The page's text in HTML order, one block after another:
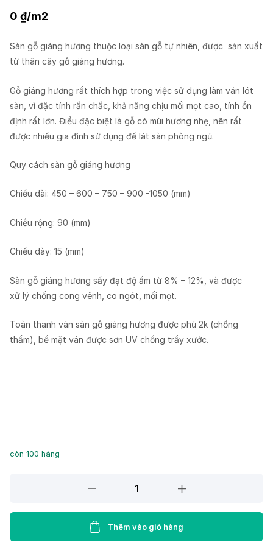
0 ₫/m2
Sàn gỗ giáng hương thuộc loại sàn gỗ tự nhiên, được sản xuất
từ thân cây gỗ giáng hương.
Gỗ giáng hương rất thích hợp trong việc sử dụng làm ván lót
sàn, vì đặc tính rắn chắc, khả năng chịu mối mọt cao, tính ổn
định rất lớn. Điều đặc biệt là gỗ có mùi hương nhẹ, nên rất
được nhiều gia đình sử dụng để lát sàn phòng ngủ.
Quy cách sàn gỗ giáng hương
Chiều dài: 450 – 600 – 750 – 900 -1050 (mm)
Chiều rộng: 90 (mm)
Chiều dày: 15 (mm)
Sàn gỗ giáng hương sấy đạt độ ẩm từ 8% – 12%, và được
xử lý chống cong vênh, co ngót, mối mọt.
Toàn thanh ván sàn gỗ giáng hương được phủ 2k (chống
thấm), bề mặt ván được sơn UV chống trầy xước.
còn 100 hàng
Giáng
FJ3T
Thêm vào giỏ hàng